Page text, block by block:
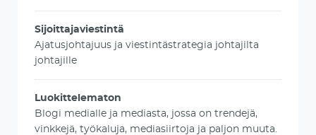
Sijoittajaviestintä
Ajatusjohtajuus ja viestintästrategia johtajilta
johtajille
Luokittelematon
Blogi medialle ja mediasta, jossa on trendejä,
vinkkejä, työkaluja, mediasiirtoja ja paljon muuta.